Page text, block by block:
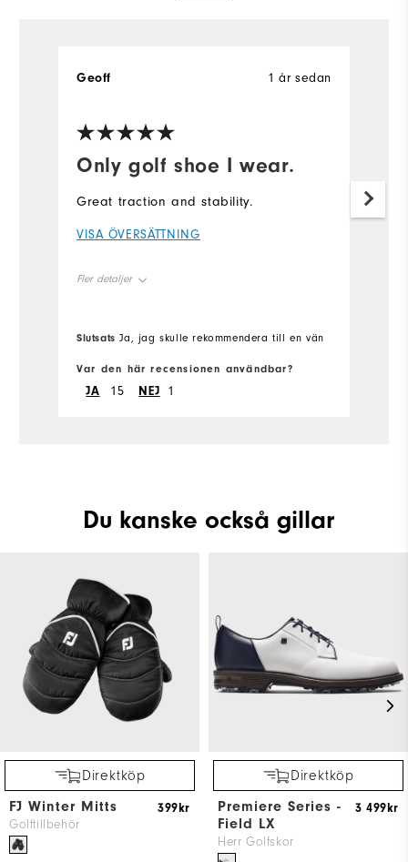
Only golf shoe I wear.
1 år sedan
Geoff
Great traction and stability.
VISA ÖVERSÄTTNING
Fler detaljer
Durability
Slutsats Ja, jag skulle rekommendera till en vän
Var den här recensionen användbar?
JA 15 NEJ 1
Du kanske också gillar
Direktköp
FJ Winter Mitts
Golftillbehör
399kr
Direktköp
Premiere Series -
Field LX
Herr Golfskor
3 499kr